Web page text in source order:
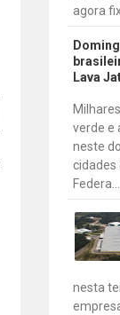
agora
Lava
verde e
neste
cidades
Federa...
nesta